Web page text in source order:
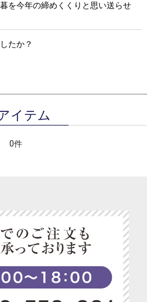
0
0件
を今年の締めくくりと思い送らせ
たか？
イテム
0件